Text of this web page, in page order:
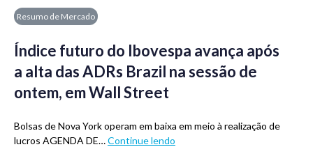
Resumo de Mercado
Índice futuro do Ibovespa avança após
a alta das ADRs Brazil na sessão de
ontem, em Wall Street
Bolsas de Nova York operam em baixa em meio à realização de
lucros AGENDA DE…Continue lendo